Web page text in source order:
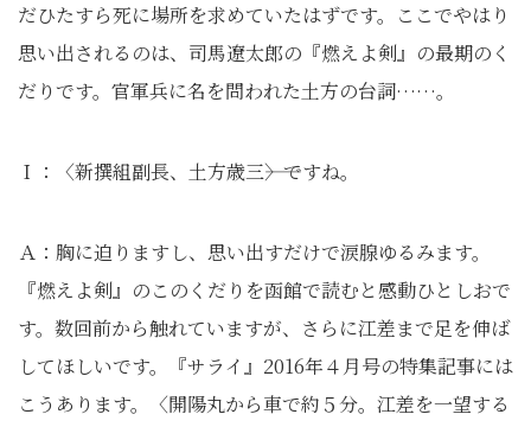
だひたすら死に場所を求めていたはずです。ここでやはり
思い出されるのは、司馬遼太郎の『燃えよ剣』の最期のく
だりです。官軍兵に名を問われた土方の台詞……。
Ｉ：〈新撰組副長、土方歳三――〉ですね。
Ａ：胸に迫りますし、思い出すだけで涙腺ゆるみます。
『燃えよ剣』のこのくだりを函館で読むと感動ひとしおで
す。数回前から触れていますが、さらに江差まで足を伸ば
してほしいです。『サライ』2016年４月号の特集記事には
こうあります。〈開陽丸から車で約５分。江差を一望する